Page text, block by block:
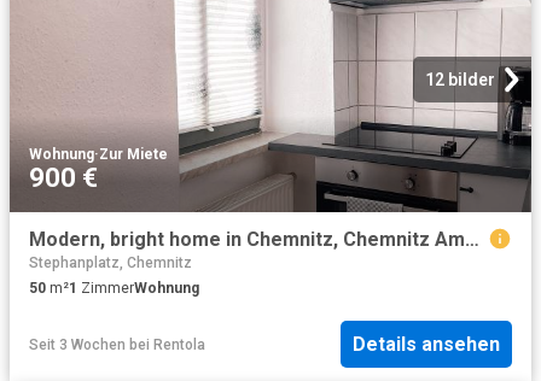
12 bilder
Wohnung·Zur Miete
900 €
Modern, bright home in Chemnitz, Chemnitz Amsterdam Apartments for Rent
Stephanplatz, Chemnitz
50 m²1 ZimmerWohnung
Seit 3 Wochen bei Rentola Details ansehen